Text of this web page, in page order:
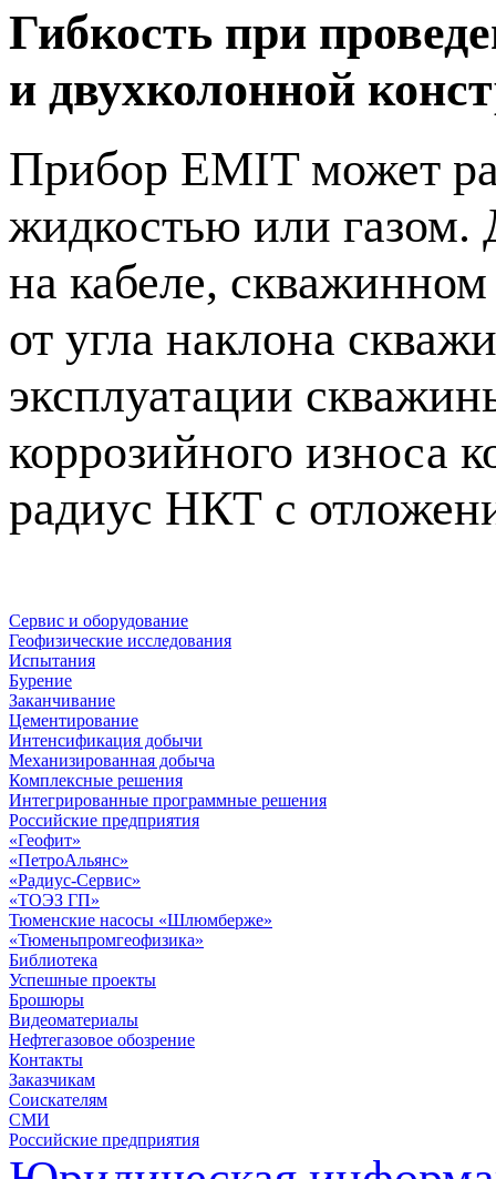
Гибкость при
и двухколонной
Прибор EMIT может
жидкостью или газом.
на кабеле,
от угла наклона
эксплуатации
коррозийного износа
радиус НКТ с
Сервис и оборудование
Геофизические исследования
Испытания
Бурение
Заканчивание
Цементирование
Интенсификация добычи
Механизированная добыча
Комплексные решения
Интегрированные программные решения
Российские предприятия
«Геофит»
«ПетроАльянс»
«Радиус-Сервис»
«ТОЭЗ ГП»
Тюменские насосы «Шлюмберже»
«Тюменьпромгеофизика»
Библиотека
Успешные проекты
Брошюры
Видеоматериалы
Нефтегазовое обозрение
Контакты
Заказчикам
Соискателям
СМИ
Российские предприятия